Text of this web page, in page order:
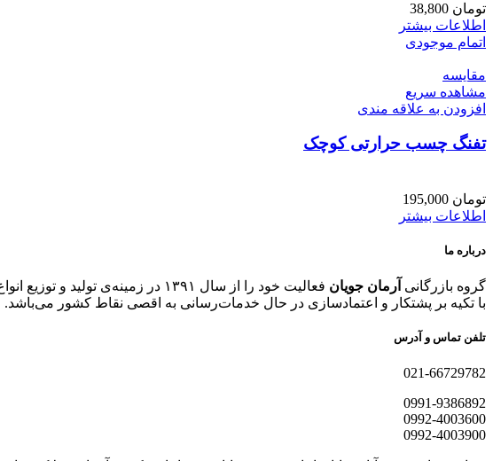
تومان
اطلاعات بیشتر
اتمام موجودی
مقایسه
مشاهده سریع
افزودن به علاقه مندی
تفنگ چسب حرارتی کوچک
تومان
اطلاعات بیشتر
درباره ما
گروه بازرگانی آرمان جویان
فعالیت خود را از سال ۱۳۹۱ در
با تکیه بر پشتکار و اعتمادسازی در حال خدمات‌رسانی به اقصی نقاط کشور می‌باشد.
تلفن تماس و آدرس
021-66729782
0991-9386892
0992-4003600
0992-4003900